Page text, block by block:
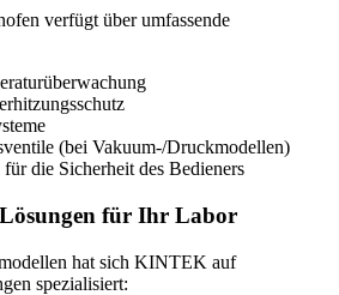
verfügt über umfassende
(bei Vakuum-/Druckmodellen)
die Sicherheit des Bedieners
für Ihr Labor
hat sich KINTEK auf
spezialisiert: